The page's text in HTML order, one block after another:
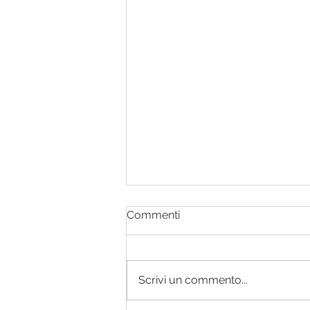
Commenti
Scrivi un commento...